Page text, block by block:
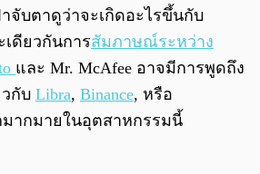
จับตาดูว่าจะเกิดอะไรขึ้นกับ
ดียวกันการสัมภาษณ์ระหว่าง
และ Mr. McAfee อาจมีการพูดถึง
กับ Libra, Binance, หรือ
ากมายในอุตสาหกรรมนี้